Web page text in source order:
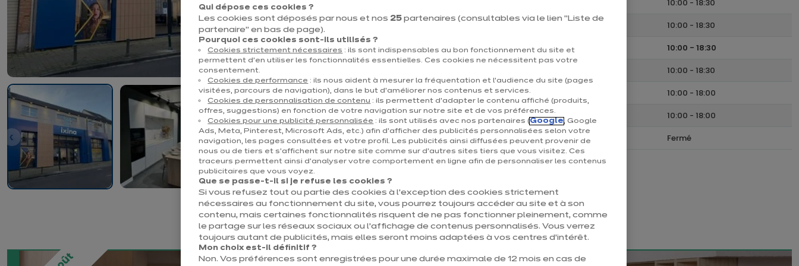
schaerbeek@ixina.com
10:00 - 18:30
10:00 - 18:30
Mercredi
10:00 - 18:30
10:00 - 18:30
10:00 - 18:00
Samedi
10:00 - 18:00
Dimanche
Fermé
Qui dépose ces cookies ?
Les cookies sont déposés par nous et nos 25 partenaires (consultables via le lien "Liste de
partenaire" en bas de page).
Pourquoi ces cookies sont-ils utilisés ?
Cookies strictement nécessaires : ils sont indispensables au bon fonctionnement du site et
permettent d’en utiliser les fonctionnalités essentielles. Ces cookies ne nécessitent pas votre
consentement.
Cookies de performance : ils nous aident à mesurer la fréquentation et l’audience du site (pages
visitées, parcours de navigation), dans le but d’améliorer nos contenus et services.
Cookies de personnalisation de contenu : ils permettent d’adapter le contenu affiché (produits,
offres, suggestions) en fonction de votre navigation sur notre site et de vos préférences.
Cookies pour une publicité personnalisée : ils sont utilisés avec nos partenaires (Google, Google
Ads, Meta, Pinterest, Microsoft Ads, etc.) afin d’afficher des publicités personnalisées selon votre
navigation, les pages consultées et votre profil. Les publicités ainsi diffusées peuvent provenir de
nous ou de tiers et s'affichent sur notre site comme sur d’autres sites tiers que vous visitez. Ces
traceurs permettent ainsi d'analyser votre comportement en ligne afin de personnaliser les contenus
publicitaires que vous voyez.
Que se passe-t-il si je refuse les cookies ?
Si vous refusez tout ou partie des cookies à l’exception des cookies strictement
nécessaires au fonctionnement du site, vous pourrez toujours accéder au site et à son
contenu, mais certaines fonctionnalités risquent de ne pas fonctionner pleinement, comme
le partage sur les réseaux sociaux ou l’affichage de contenus personnalisés. Vous verrez
toujours autant de publicités, mais elles seront moins adaptées à vos centres d’intérêt.
Mon choix est-il définitif ?
Non. Vos préférences sont enregistrées pour une durée maximale de 12 mois en cas de